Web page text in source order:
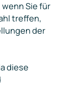
Sie für
treffen,
der
diese